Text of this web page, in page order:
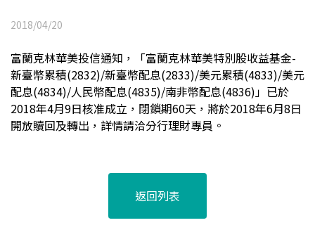
2018/04/20
富蘭克林華美投信通知，「富蘭克林華美特別股收益基金-
新臺幣累積(2832)/新臺幣配息(2833)/美元累積(4833)/美元
配息(4834)/人民幣配息(4835)/南非幣配息(4836)」已於
2018年4月9日核准成立，閉鎖期60天，將於2018年6月8日
開放贖回及轉出，詳情請洽分行理財專員。
返回列表